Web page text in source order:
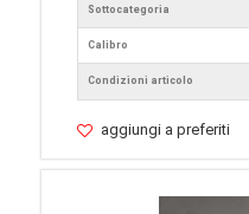
Sottocategoria
Calibro
Condizioni articolo
aggiungi a preferiti